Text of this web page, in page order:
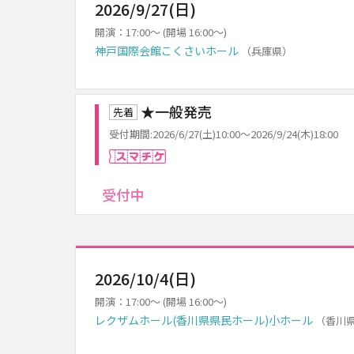
2026/9/27(日)
開演：17:00～ (開場 16:00～)
神戸国際会館こくさいホール （兵庫県）
先着 ★一般発売
受付期間:2026/6/27(土)10:00～2026/9/24(木)18:00
受付中
2026/10/4(日)
開演：17:00～ (開場 16:00～)
レクザムホール(香川県県民ホール)小ホール （香川